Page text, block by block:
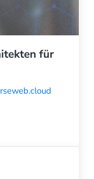
für
das Metaversum